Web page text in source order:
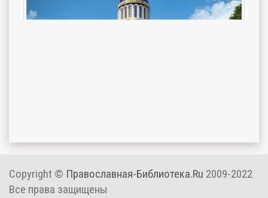
Copyright © Православная-Библиотека.Ru 2009-2022
Все права защищены